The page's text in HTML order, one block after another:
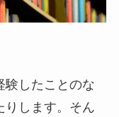
したことのな
りします。そん